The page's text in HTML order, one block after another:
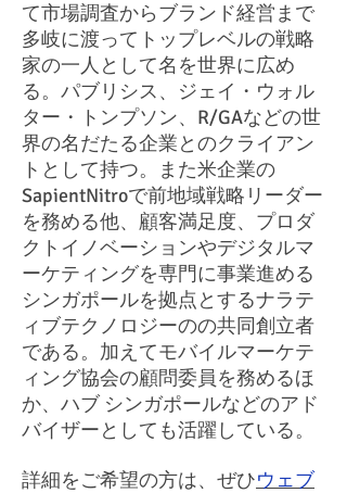
て市場調査からブランド経営まで
多岐に渡ってトップレベルの戦略
家の一人として名を世界に広め
る。パブリシス、ジェイ・ウォル
ター・トンプソン、R/GAなどの世
界の名だたる企業とのクライアン
トとして持つ。また米企業の
SapientNitroで前地域戦略リーダー
を務める他、顧客満足度、プロダ
クトイノベーションやデジタルマ
ーケティングを専門に事業進める
シンガポールを拠点とするナラテ
ィブテクノロジーのの共同創立者
である。加えてモバイルマーケテ
ィング協会の顧問委員を務めるほ
か、ハブ シンガポールなどのアド
バイザーとしても活躍している。
詳細をご希望の方は、ぜひウェブ